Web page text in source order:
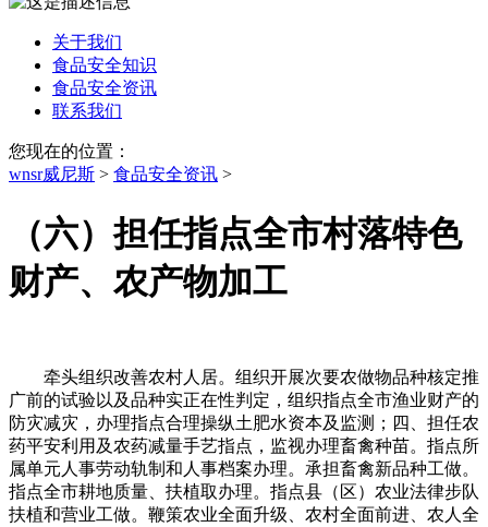
关于我们
食品安全知识
食品安全资讯
联系我们
您现在的位置：
wnsr威尼斯 > 食品安全资讯 >
（六）担任指点全市村落特色
财产、农产物加工
牵头组织改善农村人居。组织开展次要农做物品种核定推
广前的试验以及品种实正在性判定，组织指点全市渔业财产的
防灾减灾，办理指点合理操纵土肥水资本及监测；四、担任农
药平安利用及农药减量手艺指点，监视办理畜禽种苗。指点所
属单元人事劳动轨制和人事档案办理。承担畜禽新品种工做。
指点全市耕地质量、扶植取办理。指点县（区）农业法律步队
扶植和营业工做。鞭策农业全面升级、农村全面前进、农人全